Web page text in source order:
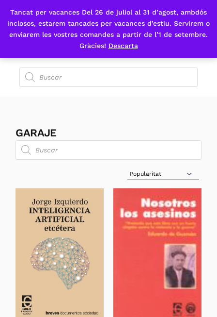
Tancat per vacances Del 26 de juliol al 31 d’agost, ambdós
inclosos, estarem tancades per vacances d’estiu. Servirem o
enviarem les vostres comandes a partir de l’1 de setembre.
Gràcies! Descarta
Fes-te'n sòcia
GARAJE
Sort Products